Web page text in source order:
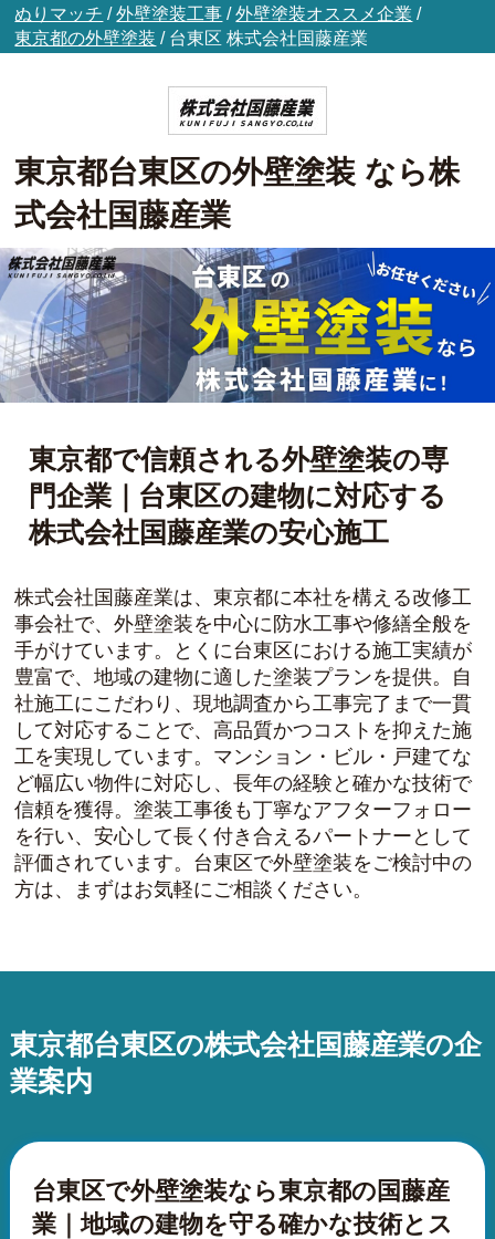
ぬりマッチ /外壁塗装工事 /外壁塗装オススメ企業 /
東京都の外壁塗装 / 台東区 株式会社国藤産業
東京都台東区の外壁塗装 なら株
式会社国藤産業
東京都で信頼される外壁塗装の専
門企業｜台東区の建物に対応する
株式会社国藤産業の安心施工
株式会社国藤産業は、東京都に本社を構える改修工
事会社で、外壁塗装を中心に防水工事や修繕全般を
手がけています。とくに台東区における施工実績が
豊富で、地域の建物に適した塗装プランを提供。自
社施工にこだわり、現地調査から工事完了まで一貫
して対応することで、高品質かつコストを抑えた施
工を実現しています。マンション・ビル・戸建てな
ど幅広い物件に対応し、長年の経験と確かな技術で
信頼を獲得。塗装工事後も丁寧なアフターフォロー
を行い、安心して長く付き合えるパートナーとして
評価されています。台東区で外壁塗装をご検討中の
方は、まずはお気軽にご相談ください。
東京都台東区の株式会社国藤産業の企
業案内
台東区で外壁塗装なら東京都の国藤産
業｜地域の建物を守る確かな技術とス